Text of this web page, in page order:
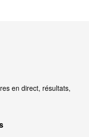
en direct, résultats,